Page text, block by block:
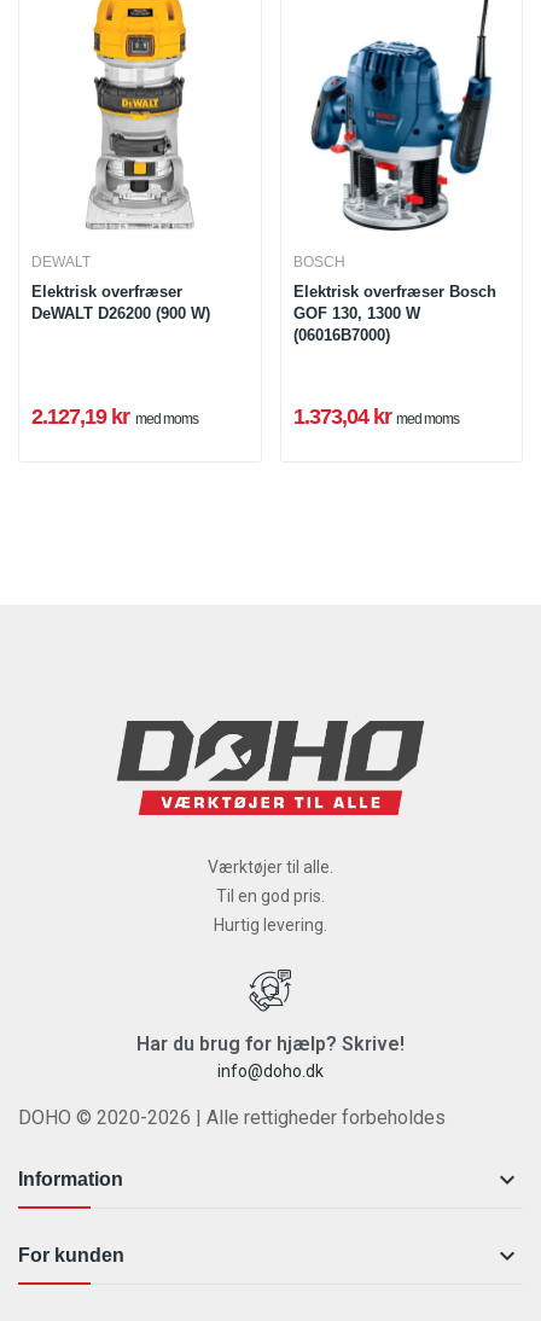
DEWALT
Elektrisk overfræser
DeWALT D26200 (900 W)
2.127,19 kr med moms
BOSCH
Elektrisk overfræser Bosch
GOF 130, 1300 W
(06016B7000)
1.373,04 kr med moms
Værktøjer til alle.
Til en god pris.
Hurtig levering.
Har du brug for hjælp? Skrive!
info@doho.dk
DOHO © 2020-2026 | Alle rettigheder forbeholdes
Information 
For kunden 